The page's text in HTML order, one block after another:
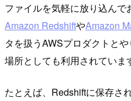
ファイルを気軽に放り込んで
Amazon RedshiftやAmazon
タを扱うAWSプロダクトと
場所としても利用されていま
たとえば、Redshiftに保存さ